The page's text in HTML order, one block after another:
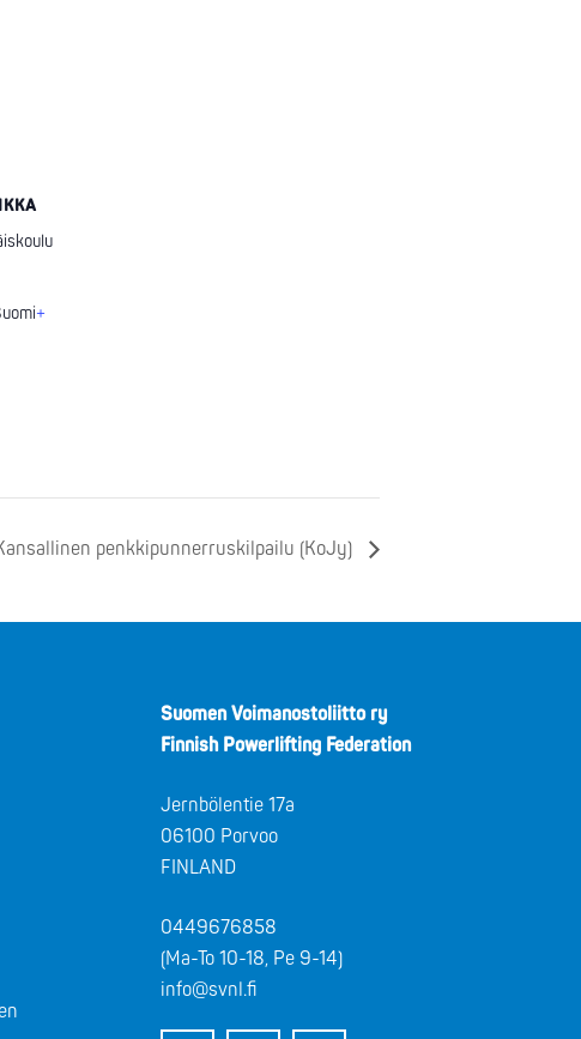
+
penkkipunnerruskilpailu (KoJy)
Suomen Voimanostoliitto ry
Finnish Powerlifting Federation
Jernbölentie 17a
06100 Porvoo
FINLAND
0449676858
(Ma-To 10-18, Pe 9-14)
info@svnl.fi